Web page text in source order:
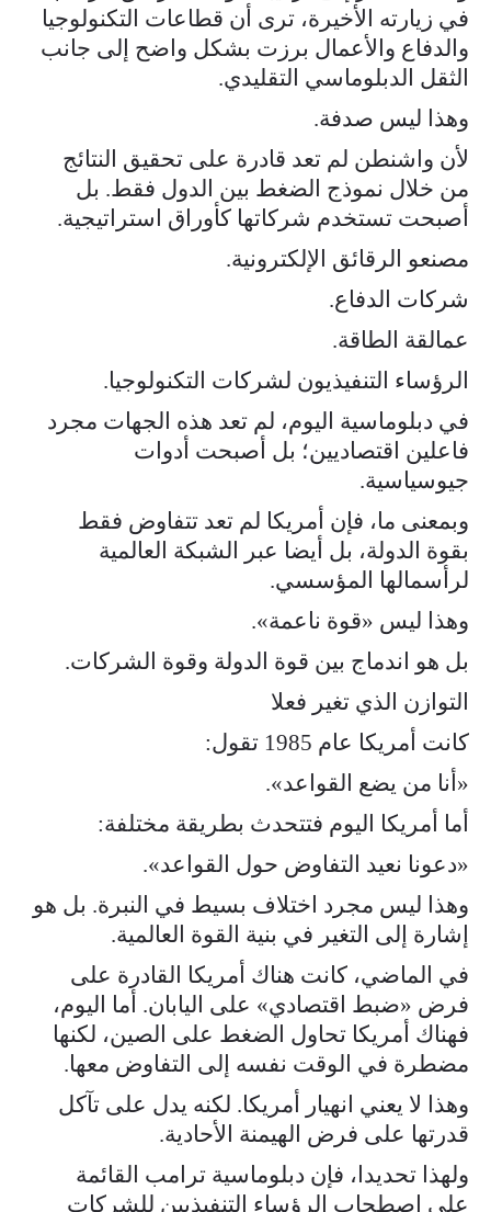
في زيارته الأخيرة، ترى أن قطاعات التكنولوجيا
والدفاع والأعمال برزت بشكل واضح إلى جانب
الثقل الدبلوماسي التقليدي.
وهذا ليس صدفة.
لأن واشنطن لم تعد قادرة على تحقيق النتائج
من خلال نموذج الضغط بين الدول فقط. بل
أصبحت تستخدم شركاتها كأوراق استراتيجية.
مصنعو الرقائق الإلكترونية.
شركات الدفاع.
عمالقة الطاقة.
الرؤساء التنفيذيون لشركات التكنولوجيا.
في دبلوماسية اليوم، لم تعد هذه الجهات مجرد
فاعلين اقتصاديين؛ بل أصبحت أدوات
جيوسياسية.
وبمعنى ما، فإن أمريكا لم تعد تتفاوض فقط
بقوة الدولة، بل أيضا عبر الشبكة العالمية
لرأسمالها المؤسسي.
وهذا ليس «قوة ناعمة».
بل هو اندماج بين قوة الدولة وقوة الشركات.
التوازن الذي تغير فعلا
كانت أمريكا عام 1985 تقول:
«أنا من يضع القواعد».
أما أمريكا اليوم فتتحدث بطريقة مختلفة:
«دعونا نعيد التفاوض حول القواعد».
وهذا ليس مجرد اختلاف بسيط في النبرة. بل هو
إشارة إلى التغير في بنية القوة العالمية.
في الماضي، كانت هناك أمريكا القادرة على
فرض «ضبط اقتصادي» على اليابان. أما اليوم،
فهناك أمريكا تحاول الضغط على الصين، لكنها
مضطرة في الوقت نفسه إلى التفاوض معها.
وهذا لا يعني انهيار أمريكا. لكنه يدل على تآكل
قدرتها على فرض الهيمنة الأحادية.
ولهذا تحديدا، فإن دبلوماسية ترامب القائمة
على اصطحاب الرؤساء التنفيذيين للشركات